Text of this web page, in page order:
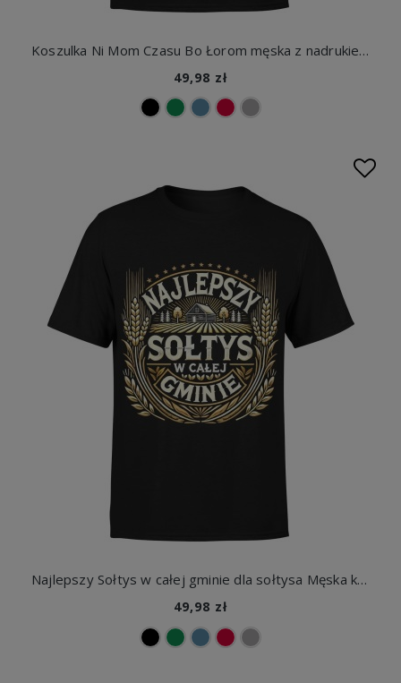
Koszulka Ni Mom Czasu Bo Łorom męska z nadrukiem
49,98 zł
Najlepszy Sołtys w całej gminie dla sołtysa Męska koszulka
49,98 zł